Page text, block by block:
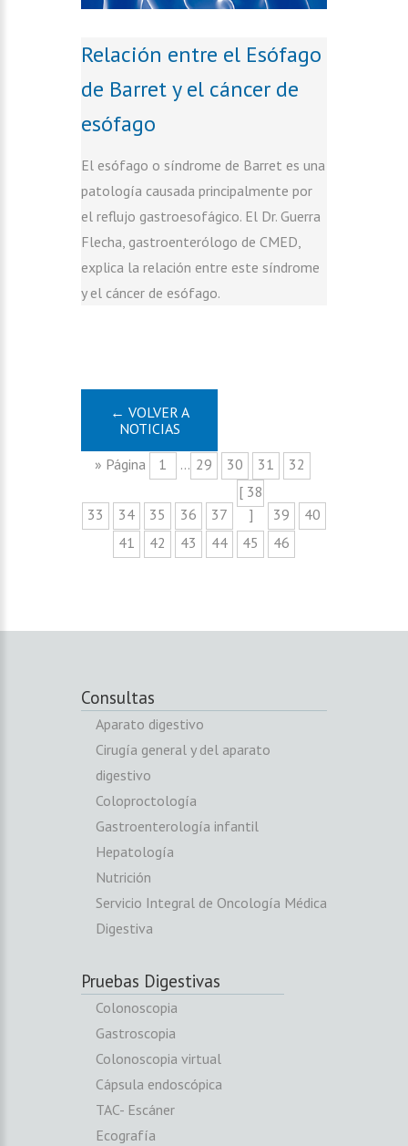
Relación entre el Esófago
de Barret y el cáncer de
esófago
El esófago o síndrome de Barret es una
patología causada principalmente por
el reflujo gastroesofágico. El Dr. Guerra
Flecha, gastroenterólogo de CMED,
explica la relación entre este síndrome
y el cáncer de esófago.
← VOLVER A
NOTICIAS
» Página
1 ... 29 30 31 32
33 34 35 36 37
[ 38
]
39
40
41
42 43 44 45 46
Consultas
Aparato digestivo
Cirugía general y del aparato
digestivo
Coloproctología
Gastroenterología infantil
Hepatología
Nutrición
Servicio Integral de Oncología Médica
Digestiva
Pruebas Digestivas
Colonoscopia
Gastroscopia
Colonoscopia virtual
Cápsula endoscópica
TAC- Escáner
Ecografía